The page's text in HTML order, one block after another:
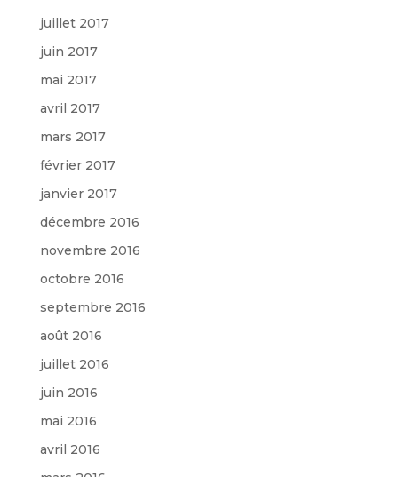
juillet 2017
juin 2017
mai 2017
avril 2017
mars 2017
février 2017
janvier 2017
décembre 2016
novembre 2016
octobre 2016
septembre 2016
août 2016
juillet 2016
juin 2016
mai 2016
avril 2016